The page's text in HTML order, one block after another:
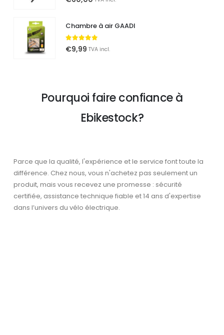
Chambre à air GAADI
5.00out of 5
€9,99 TVA incl.
Pourquoi faire confiance à
Ebikestock?
Parce que la qualité, l'expérience et le service font toute la
différence. Chez nous, vous n'achetez pas seulement un
produit, mais vous recevez une promesse : sécurité
certifiée, assistance technique fiable et 14 ans d'expertise
dans l’univers du vélo électrique.